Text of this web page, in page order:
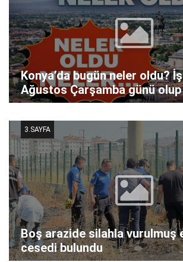
Konya’da bugün neler oldu?
Ağustos Çarşamba günü
Boş arazide silahla vurulmuş
cesedi bulundu
3.SAYFA